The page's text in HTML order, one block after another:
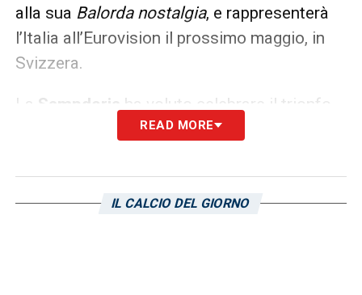
alla sua Balorda nostalgia, e rappresenterà
l’Italia all’Eurovision il prossimo maggio, in
Svizzera.
La Sampdoria
ha voluto celebrare il trionfo
del cantante, da sempre grandissimo tifoso
poco dopo la sua vittoria al festival. Questo il
post della società, pubblicato su Instagram:
READ MORE
IL CALCIO DEL GIORNO